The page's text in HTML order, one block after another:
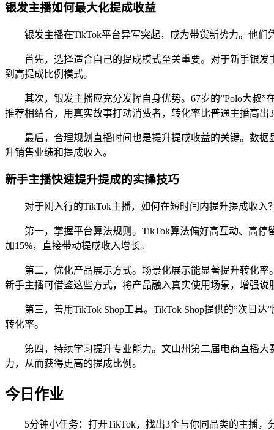
银发主播如何最大化提成收益
银发主播在TikTok平台异军突起，成为带货新势力。他
首先，选择适合自己的提成模式至关重要。对于新手银
到高提成比例模式。
其次，银发主播应充分发挥自身优势。67岁的”Polo大叔
推荐相结合，用真实故事打动消费者，转化率比普通主播高出
最后，合理规划直播时间也是提升提成收益的关键。数
升销售业绩和提成收入。
新手主播快速提升提成的实操技巧
对于刚入行的TikTok主播，如何在短时间内提升提成收入
第一，掌握平台算法规则。TikTok算法偏好高互动、高
加15%，直接带动提成收入增长。
第二，优化产品展示方式。场景化展示能显著提升转化
新手主播可借鉴这些方式，将产品融入真实使用场景，增强说
第三，善用TikTok Shop工具。TikTok Shop提供的”次日
转化率。
第四，持续学习提升专业能力。文山州第二届电商直播
力，从而获得更高的提成比例。
今日作业
5分钟小任务：打开TikTok，找出3个与你同品类的主播